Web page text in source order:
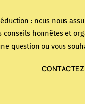
: nous nous
conseils honnêtes et
question ou vous